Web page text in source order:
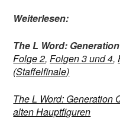
Weiterlesen:
The L Word:
Folge 2,Folgen 3 und 4,
(Staffelfinale)
The L Word: Generation
alten Hauptfiguren